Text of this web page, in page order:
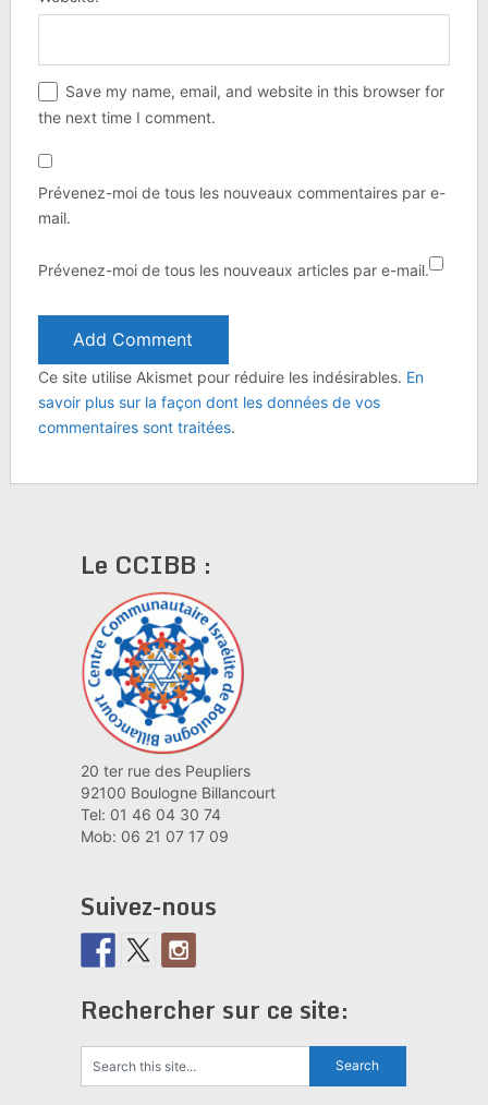
Save my name, email, and website in this browser for
the next time I comment.
Prévenez-moi de tous les nouveaux commentaires par e-
mail.
Prévenez-moi de tous les nouveaux articles par e-mail.
Ce site utilise Akismet pour réduire les indésirables. En
savoir plus sur la façon dont les données de vos
commentaires sont traitées.
Le CCIBB :
20 ter rue des Peupliers
92100 Boulogne Billancourt
Tel: 01 46 04 30 74
Mob: 06 21 07 17 09
Suivez-nous
Rechercher sur ce site: